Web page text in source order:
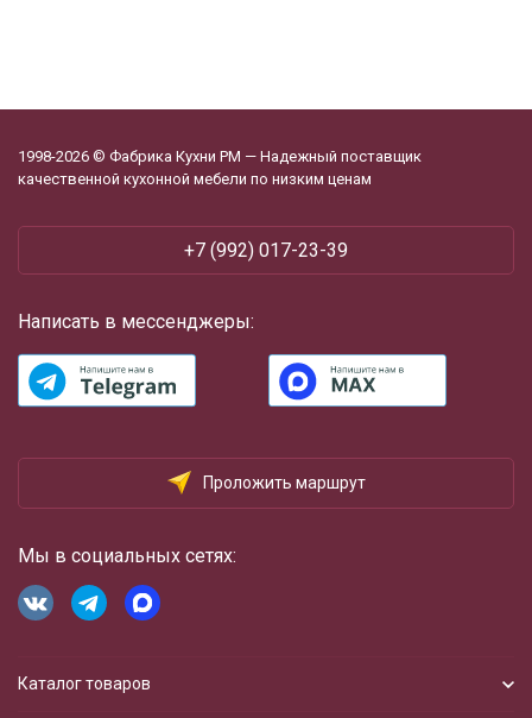
1998-2026 © Фабрика Кухни РМ — Надежный поставщик
качественной кухонной мебели по низким ценам
+7 (992) 017-23-39
Написать в мессенджеры:
Проложить маршрут
Мы в социальных сетях:
Каталог товаров